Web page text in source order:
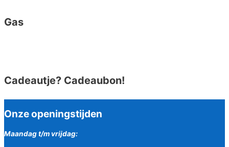
Gas
Cadeautje? Cadeaubon!
Onze openingstijden
Maandag t/m vrijdag: